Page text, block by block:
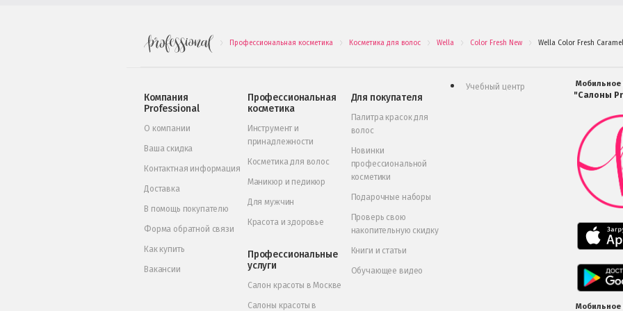
Профессиональная косметика Косметика для волос Wella Color Fresh New Wella Color Fresh
Компания
Professional
О компании
Ваша скидка
Контактная информация
Доставка
В помощь покупателю
Форма обратной связи
Как купить
Вакансии
Профессиональная
косметика
Инструмент и
принадлежности
Косметика для волос
Маникюр и педикюр
Для мужчин
Красота и здоровье
Профессиональные
услуги
Салон красоты в Москве
Салоны красоты в
Для покупателя
Палитра красок для
волос
Новинки
профессиональной
косметики
Подарочные наборы
Проверь свою
накопительную скидку
Книги и статьи
Обучающее видео
Учебный центр Мобильное
"Салоны
Мобильное